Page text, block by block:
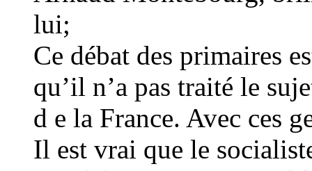
lui;
Ce débat des primaires
qu’il n’a pas traité le
d e la France. Avec ces
Il est vrai que le